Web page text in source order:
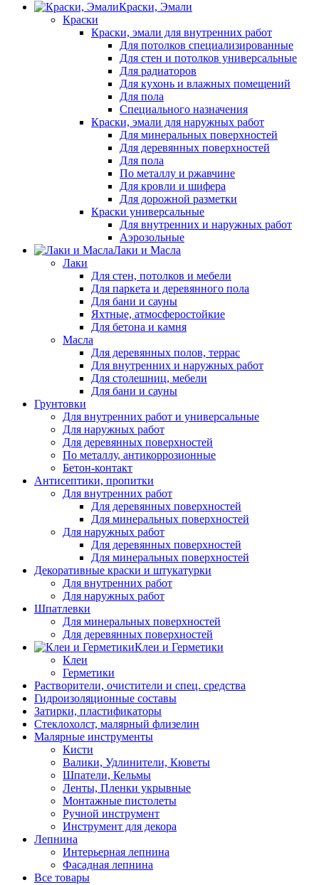
Краски, Эмали
Краски
Краски, эмали для внутренних работ
Для потолков специализированные
Для стен и потолков универсальные
Для радиаторов
Для кухонь и влажных помещений
Для пола
Специального назначения
Краски, эмали для наружных работ
Для минеральных поверхностей
Для деревянных поверхностей
Для пола
По металлу и ржавчине
Для кровли и шифера
Для дорожной разметки
Краски универсальные
Для внутренних и наружных работ
Аэрозольные
Лаки и Масла
Лаки
Для стен, потолков и мебели
Для паркета и деревянного пола
Для бани и сауны
Яхтные, атмосферостойкие
Для бетона и камня
Масла
Для деревянных полов, террас
Для внутренних и наружных работ
Для столешниц, мебели
Для бани и сауны
Грунтовки
Для внутренних работ и универсальные
Для наружных работ
Для деревянных поверхностей
По металлу, антикоррозионные
Бетон-контакт
Антисептики, пропитки
Для внутренних работ
Для деревянных поверхностей
Для минеральных поверхностей
Для наружных работ
Для деревянных поверхностей
Для минеральных поверхностей
Декоративные краски и штукатурки
Для внутренних работ
Для наружных работ
Шпатлевки
Для минеральных поверхностей
Для деревянных поверхностей
Клеи и Герметики
Клеи
Герметики
Растворители, очистители и спец. средства
Гидроизоляционные составы
Затирки, пластификаторы
Стеклохолст, малярный флизелин
Малярные инструменты
Кисти
Валики, Удлинители, Кюветы
Шпатели, Кельмы
Ленты, Пленки укрывные
Монтажные пистолеты
Ручной инструмент
Инструмент для декора
Лепнина
Интерьерная лепнина
Фасадная лепнина
Все товары